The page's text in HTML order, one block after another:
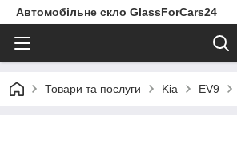
Автомобільне скло GlassForCars24
Товари та послуги Kia EV9